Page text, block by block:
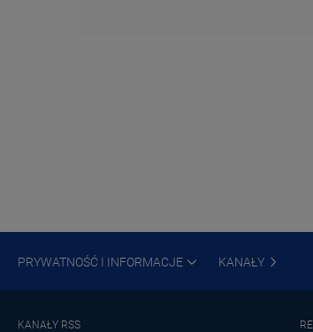
PRYWATNOŚĆ I INFORMACJE KANAŁY
KANAŁY RSS